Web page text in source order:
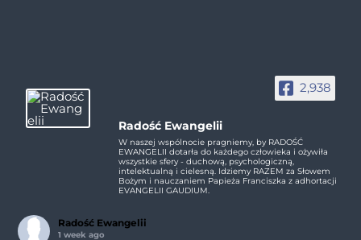
2,938
Radość Ewangelii
W naszej wspólnocie pragniemy, by RADOŚĆ
EWANGELII dotarła do każdego człowieka i ożywiła
wszystkie sfery - duchową, psychologiczną,
intelektualną i cielesną. Idziemy RAZEM za Słowem
Bożym i nauczaniem Papieża Franciszka z adhortacji
EVANGELII GAUDIUM.
Radość Ewangelii
1 week ago